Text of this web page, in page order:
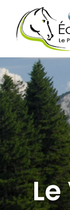
Le Vercors à